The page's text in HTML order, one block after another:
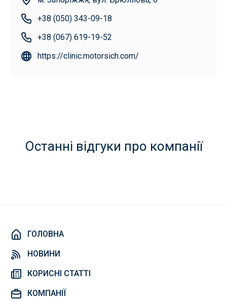
+38 (050) 343-09-18
+38 (067) 619-19-52
https://clinic.motorsich.com/
Останні відгуки про компанії
ГОЛОВНА
НОВИНИ
КОРИСНІ СТАТТІ
КОМПАНІЇ